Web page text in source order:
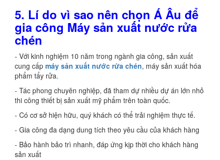
5. Lí do vì sao nên chọn Á Âu để
gia công Máy sản xuất nước rửa
chén
- Với kinh nghiệm 10 năm trong ngành gia công, sản xuất
cung cấp máy sản xuất nước rửa chén, máy sản xuất hóa
phẩm tẩy rửa.
- Tác phong chuyên nghiệp, đã tham dự nhiều dự án lớn nhỏ
thi công thiết bị sản xuất mỹ phẩm trên toàn quốc.
- Có cơ sở hiện hữu, quý khách có thể trải nghiệm thực tế.
- Gia công đa dạng dung tích theo yêu cầu của khách hàng
- Bảo hành bảo trì nhanh, đáp ứng kịp thời cho khách hàng
sản xuất